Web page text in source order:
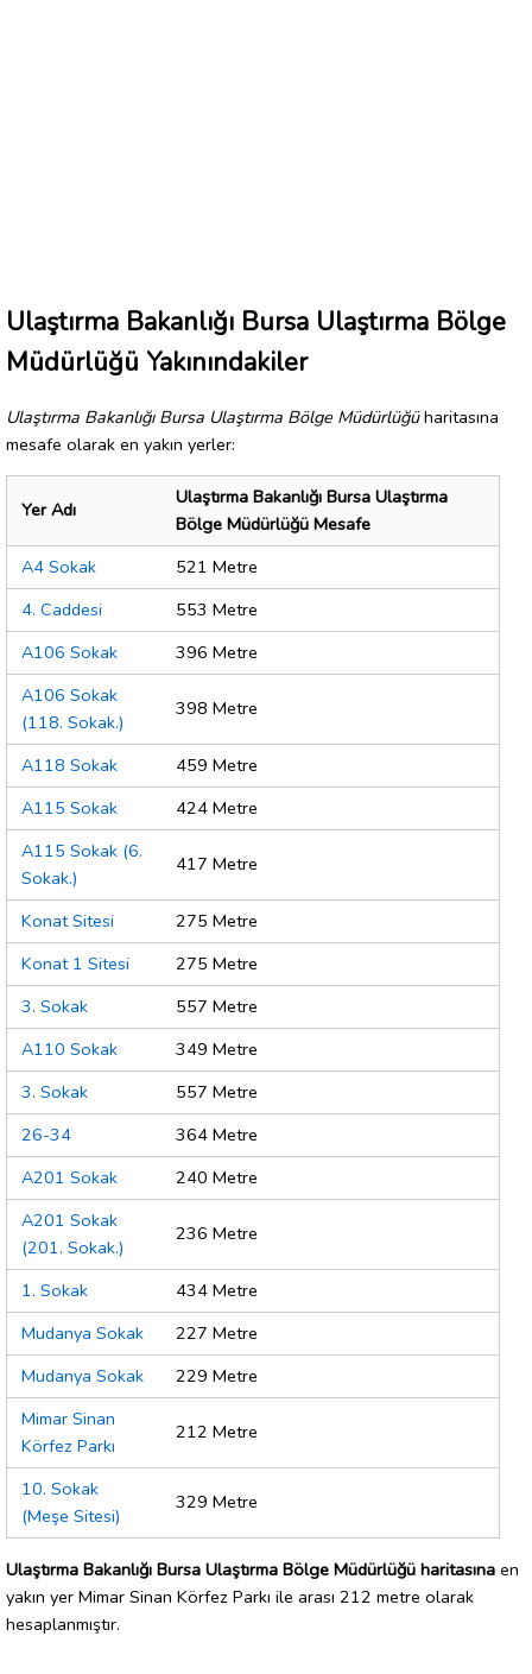
Ulaştırma Bakanlığı Bursa Ulaştırma Bölge
Müdürlüğü Yakınındakiler
Ulaştırma Bakanlığı Bursa Ulaştırma Bölge Müdürlüğüharitasına
mesafe olarak en yakın yerler:
Yer Adı
Ulaştırma Bakanlığı Bursa Ulaştırma
Bölge Müdürlüğü Mesafe
A4 Sokak
521 Metre
4. Caddesi
553 Metre
A106 Sokak
396 Metre
A106 Sokak
(118. Sokak.)
398 Metre
A118 Sokak
459 Metre
A115 Sokak
424 Metre
A115 Sokak (6.
Sokak.)
417 Metre
Konat Sitesi
275 Metre
Konat 1 Sitesi
275 Metre
3. Sokak
557 Metre
A110 Sokak
349 Metre
3. Sokak
557 Metre
26-34
364 Metre
A201 Sokak
240 Metre
A201 Sokak
(201. Sokak.)
236 Metre
1. Sokak
434 Metre
Mudanya Sokak
227 Metre
Mudanya Sokak
229 Metre
Mimar Sinan
Körfez Parkı
212 Metre
10. Sokak
(Meşe Sitesi)
329 Metre
Ulaştırma Bakanlığı Bursa Ulaştırma Bölge Müdürlüğü haritasına en
yakın yer Mimar Sinan Körfez Parkı ile arası 212 metre olarak
hesaplanmıştır.